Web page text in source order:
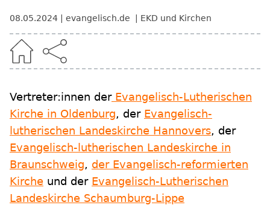
08.05.2024 evangelisch.de EKD und Kirchen
Vertreter:innen derEvangelisch-Lutherischen
Kirche in Oldenburg, der Evangelisch-
lutherischen Landeskirche Hannovers, der
Evangelisch-lutherischen Landeskirche in
Braunschweig, der Evangelisch-reformierten
Kirche und der Evangelisch-Lutherischen
Landeskirche Schaumburg-Lippe